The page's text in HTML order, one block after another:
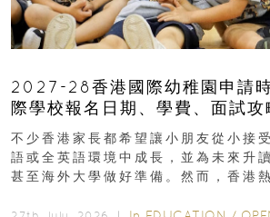
2027-28香港國際幼稚園申請
際學校報名日期、學費、面試攻
不少香港家長都希望讓小朋友從小接
語或全英語環境中成長，並為未來升
甚至海外大學做好準備。然而，香港